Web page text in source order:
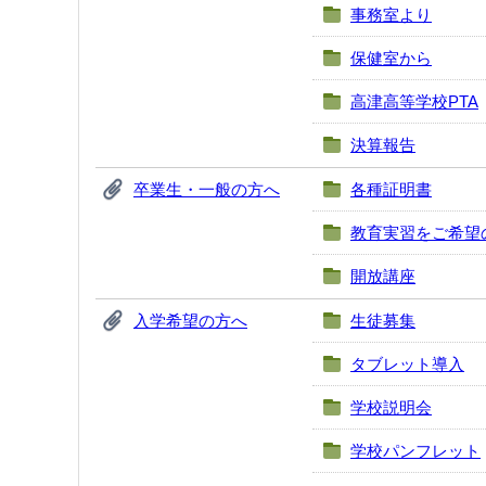
事務室より
保健室から
高津高等学校PTA
決算報告
卒業生・一般の方へ 各種証明書
教育実習をご希望
開放講座
入学希望の方へ 生徒募集
タブレット導入
学校説明会
学校パンフレット